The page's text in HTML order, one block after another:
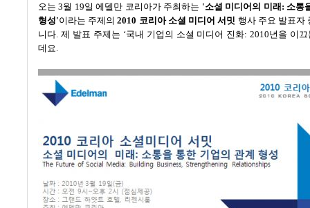
오는 3월 19일 에델만 코리아가 주최하는 '소셜 미디어의 미래 : 소통
형성'이라는 주제의2010 코리아 소셜 미디어 서밋 행사 주요 발표자
니다 제 발표 주제는 ‘국내 기업의 소셜 미디어 진화: 2010년을 이
데요